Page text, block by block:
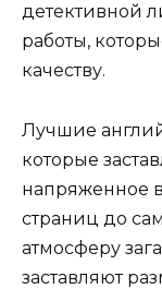
детективной
работы,
качеству.
Лучшие
которые
напряженное
страниц до
атмосферу
заставляют